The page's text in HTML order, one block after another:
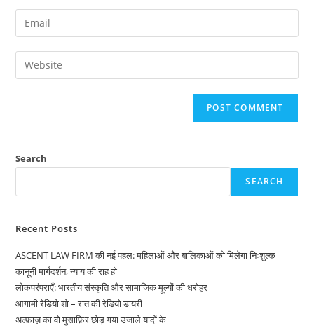
name
comment
Enter
your
email
address
Enter
your
Search
SEARCH
Recent Posts
ASCENT LAW FIRM की नई पहल: महिलाओं और बालिकाओं को मिलेगा निःशुल्क
कानूनी मार्गदर्शन, न्याय की राह हो
लोकपरंपराएँ: भारतीय संस्कृति और सामाजिक मूल्यों की धरोहर
आगामी रेडियो शो – रात की रेडियो डायरी
अल्फ़ाज़ का वो मुसाफ़िर छोड़ गया उजाले यादों के